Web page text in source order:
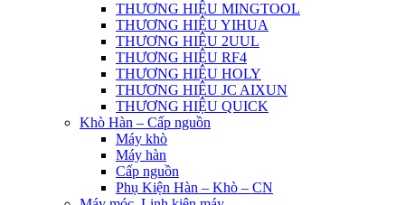
THƯƠNG HIỆU MINGTOOL
THƯƠNG HIỆU YIHUA
THƯƠNG HIỆU 2UUL
THƯƠNG HIỆU RF4
THƯƠNG HIỆU HOLY
THƯƠNG HIỆU JC AIXUN
THƯƠNG HIỆU QUICK
Khò Hàn – Cấp nguồn
Máy khò
Máy hàn
Cấp nguồn
Phụ Kiện Hàn – Khò – CN